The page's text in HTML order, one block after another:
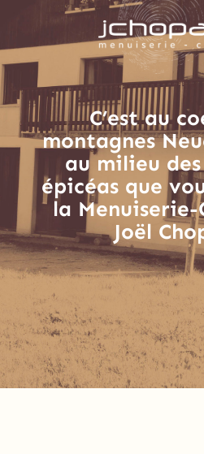
C’est au
montagnes
au milieu
épicéas que
la
Joël